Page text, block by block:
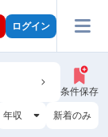
ログイン
条件保存
年収 新着のみ